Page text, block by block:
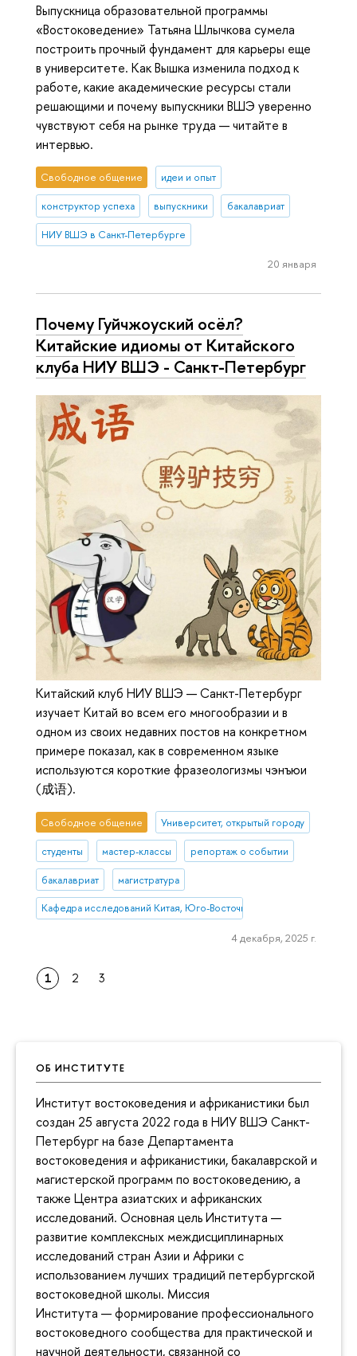
ОБ ИНСТИТУТЕ
Институт востоковедения и африканистики был
создан 25 августа 2022 года в НИУ ВШЭ Санкт-
Петербург на базе Департамента
востоковедения и африканистики, бакалаврской и
магистерской программ по востоковедению, а
также Центра азиатских и африканских
исследований. Основная цель Института —
развитие комплексных междисциплинарных
исследований стран Азии и Африки с
использованием лучших традиций петербургской
востоковедной школы. Миссия
Института — формирование профессионального
востоковедного сообщества для практической и
научной деятельности, связанной со
Выпускница образовательной программы
«Востоковедение» Татьяна Шлычкова сумела
построить прочный фундамент для карьеры еще
в университете. Как Вышка изменила подход к
работе, какие академические ресурсы стали
решающими и почему выпускники ВШЭ уверенно
чувствуют себя на рынке труда — читайте в
интервью.
Свободное общение идеи и опыт
конструктор успеха выпускники бакалавриат
НИУ ВШЭ в Санкт-Петербурге
20 января
Почему Гуйчжоуский осёл?
Китайские идиомы от Китайского
клуба НИУ ВШЭ - Санкт-Петербург
Китайский клуб НИУ ВШЭ — Санкт-Петербург
изучает Китай во всем его многообразии и в
одном из своих недавних постов на конкретном
примере показал, как в современном языке
используются короткие фразеологизмы чэнъюи
(成语).
Свободное общение Университет, открытый городу
студенты мастер-классы репортаж о событии
бакалавриат магистратура
Кафедра исследований Китая, Юго-Восточной и Южной Азии
4 декабря, 2025 г.
1 2 3